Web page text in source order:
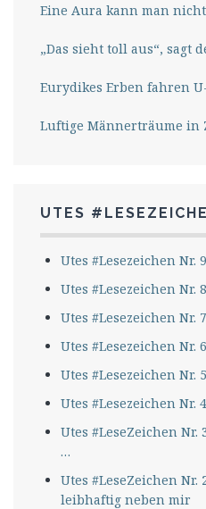
Eine Aura kann man
„Das sieht toll aus“, sagt
Eurydikes Erben fahren
Luftige Männerträume in
UTES
Utes #Lesezeichen Nr.
Utes #Lesezeichen Nr.
Utes #Lesezeichen Nr.
Utes #Lesezeichen Nr.
Utes #Lesezeichen Nr.
Utes #Lesezeichen Nr.
Utes #LeseZeichen Nr.
…
Utes #LeseZeichen Nr.
leibhaftig neben mir